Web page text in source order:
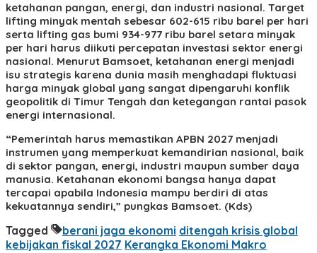
ketahanan pangan, energi, dan industri nasional. Target
lifting minyak mentah sebesar 602-615 ribu barel per hari
serta lifting gas bumi 934-977 ribu barel setara minyak
per hari harus diikuti percepatan investasi sektor energi
nasional. Menurut Bamsoet, ketahanan energi menjadi
isu strategis karena dunia masih menghadapi fluktuasi
harga minyak global yang sangat dipengaruhi konflik
geopolitik di Timur Tengah dan ketegangan rantai pasok
energi internasional.
“Pemerintah harus memastikan APBN 2027 menjadi
instrumen yang memperkuat kemandirian nasional, baik
di sektor pangan, energi, industri maupun sumber daya
manusia. Ketahanan ekonomi bangsa hanya dapat
tercapai apabila Indonesia mampu berdiri di atas
kekuatannya sendiri,” pungkas Bamsoet. (Kds)
Tagged berani jaga ekonomi ditengah krisis global
kebijakan fiskal 2027 Kerangka Ekonomi Makro